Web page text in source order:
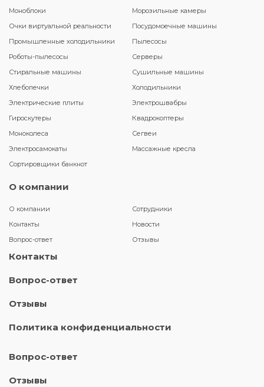
Моноблоки
Морозильные камеры
Очки виртуальной реальности
Посудомоечные машины
Промышленные холодильники
Пылесосы
Роботы-пылесосы
Серверы
Стиральные машины
Сушильные машины
Хлебопечки
Холодильники
Электрические плиты
Электрошвабры
Гироскутеры
Квадрокоптеры
Моноколеса
Сегвеи
Электросамокаты
Массажные кресла
Сортировщики банкнот
О компании
О компании
Сотрудники
Контакты
Новости
Вопрос-ответ
Отзывы
Контакты
Вопрос-ответ
Отзывы
Политика конфиденциальности
Вопрос-ответ
Отзывы